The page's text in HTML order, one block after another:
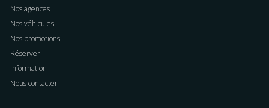
Nos agences
Nos véhicules
Nos promotions
Réserver
Information
Nous contacter